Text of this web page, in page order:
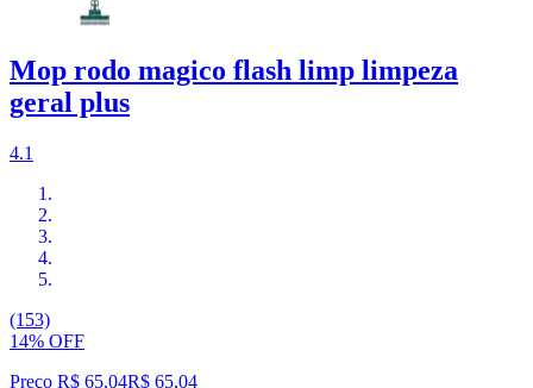
Mop rodo magico flash limp limpeza
geral plus
4.1
(153)
14% OFF
Preço R$ 65,04R$ 65,04